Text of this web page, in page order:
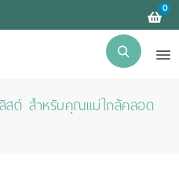
0
สต์ สำหรับคุณแม่ใกล้คลอด